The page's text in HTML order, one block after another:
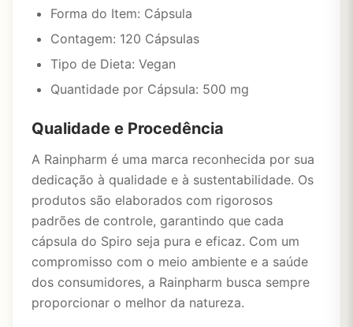
Forma do Item: Cápsula
Contagem: 120 Cápsulas
Tipo de Dieta: Vegan
Quantidade por Cápsula: 500 mg
Qualidade e Procedência
A Rainpharm é uma marca reconhecida por sua
dedicação à qualidade e à sustentabilidade. Os
produtos são elaborados com rigorosos
padrões de controle, garantindo que cada
cápsula do Spiro seja pura e eficaz. Com um
compromisso com o meio ambiente e a saúde
dos consumidores, a Rainpharm busca sempre
proporcionar o melhor da natureza.